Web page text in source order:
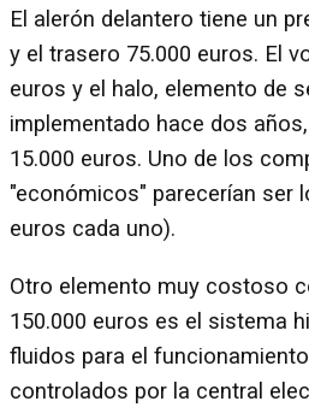
El alerón delantero tiene un
y el trasero 75.000 euros. El
euros y el halo, elemento de
implementado hace dos
15.000 euros. Uno de los
"económicos" parecerían ser
euros cada uno).
Otro elemento muy costoso
150.000 euros es el sistema
fluidos para el
controlados por la central